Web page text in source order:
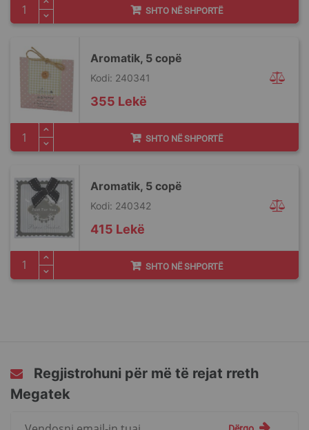
SHTO NË SHPORTË
Aromatik, 5 copë
Kodi: 240341
355 Lekë
SHTO NË SHPORTË
Aromatik, 5 copë
Kodi: 240342
415 Lekë
SHTO NË SHPORTË
Regjistrohuni për më të rejat rreth
Megatek